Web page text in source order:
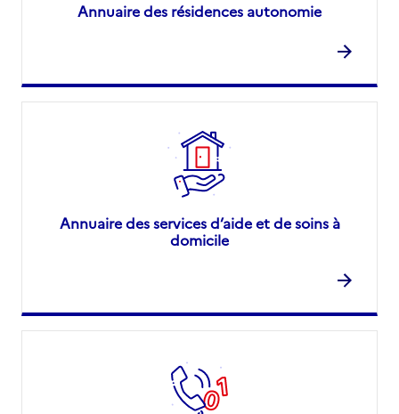
Annuaire des résidences autonomie
Annuaire des services d’aide et de soins à
domicile